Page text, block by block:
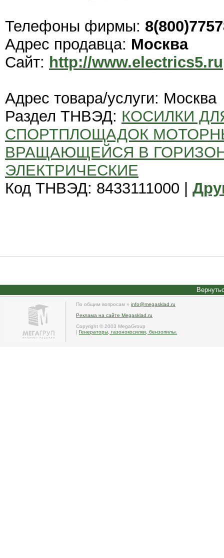
Телефоны фирмы:
Адрес продавца: Москва
Сайт: http://www.electrics5.ru
Адрес товара/услуги: Москва
Раздел ТНВЭД: КОСИЛКИ
СПОРТПЛОЩАДОК
ВРАЩАЮЩЕЙСЯ В
ЭЛЕКТРИЧЕСКИЕ
Код ТНВЭД: 8433111000 |
По общим вопросам » info@megasklad.ru
Реклама на сайте Megasklad.ru
Copyright © 2003 MegaGroup
| Генераторы, газонокосилки, бензопилы.